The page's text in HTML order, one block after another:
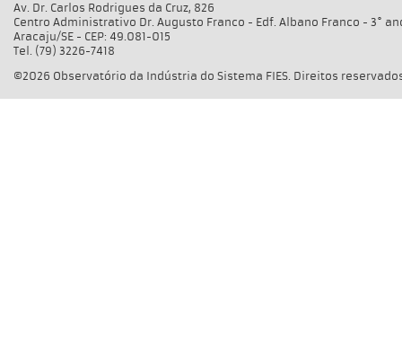
Av. Dr. Carlos Rodrigues da Cruz, 826
Centro Administrativo Dr. Augusto Franco - Edf. Albano Franco - 3°
Aracaju/SE - CEP: 49.081-015
Tel. (79) 3226-7418
©2026 Observatório da Indústria do Sistema FIES. Direitos